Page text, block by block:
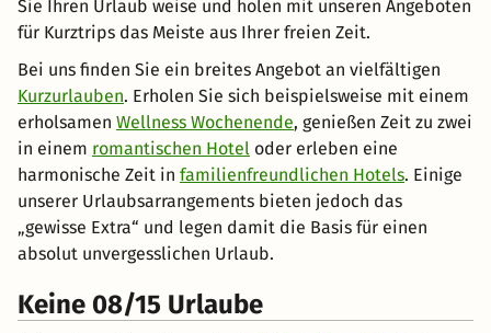
Sie Ihren Urlaub weise und holen mit unseren Angeboten
für Kurztrips das Meiste aus Ihrer freien Zeit.
Bei uns finden Sie ein breites Angebot an vielfältigen
Kurzurlauben. Erholen Sie sich beispielsweise mit einem
erholsamen Wellness Wochenende, genießen Zeit zu zwei
in einem romantischen Hotel oder erleben eine
harmonische Zeit in familienfreundlichen Hotels. Einige
unserer Urlaubsarrangements bieten jedoch das
„gewisse Extra“ und legen damit die Basis für einen
absolut unvergesslichen Urlaub.
Keine 08/15 Urlaube